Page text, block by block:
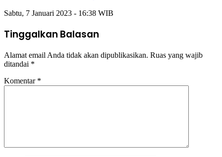
Sabtu, 7 Januari 2023 - 16:38 WIB
Tinggalkan Balasan
Alamat email Anda tidak akan dipublikasikan. Ruas yang wajib
ditandai *
Komentar *